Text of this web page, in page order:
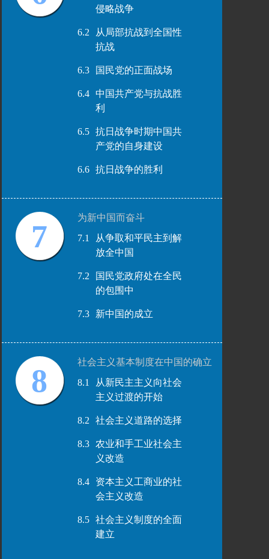
侵略战争
6.2
从局部抗战到全国性
抗战
6.3 国民党的正面战场
6.4
中国共产党与抗战胜
利
6.5
抗日战争时期中国共
产党的自身建设
6.6 抗日战争的胜利
7
为新中国而奋斗
7.1
从争取和平民主到解
放全中国
7.2
国民党政府处在全民
的包围中
7.3 新中国的成立
8
社会主义基本制度在中国的确立
8.1
从新民主主义向社会
主义过渡的开始
8.2 社会主义道路的选择
8.3
农业和手工业社会主
义改造
8.4
资本主义工商业的社
会主义改造
8.5
社会主义制度的全面
建立